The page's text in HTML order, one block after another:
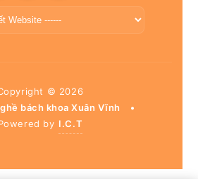
© 2026
bách khoa Xuân Vĩnh
•
by I.C.T